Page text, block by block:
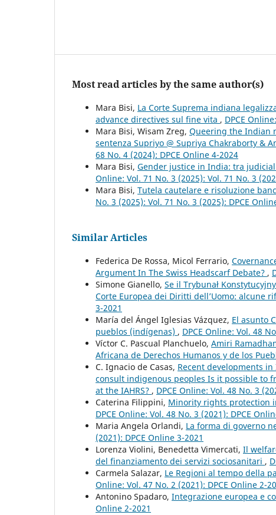
Most read articles by the same author(s)
Mara Bisi, La Corte Suprema indiana
advance directives sul fine vita , DPCE
Mara Bisi, Wisam Zreg, Queering the Indian
sentenza Supriyo @ Supriya Chakraborty &
68 No. 4 (2024): DPCE Online 4-2024
Mara Bisi, Gender justice in India: tra
Online: Vol. 71 No. 3 (2025): Vol. 71 No. 3
Mara Bisi, Tutela cautelare e risoluzione
No. 3 (2025): Vol. 71 No. 3 (2025): DPCE
Similar Articles
Federica De Rossa, Micol Ferrario,
Argument In The Swiss Headscarf Debate? ,
Simone Gianello, Se il Trybunał
Corte Europea dei Diritti dell’Uomo: alcune
3-2021
María del Ángel Iglesias Vázquez, El asunto
pueblos (indígenas) , DPCE Online: Vol. 48
Víctor C. Pascual Planchuelo, Amiri
Africana de Derechos Humanos y de los
C. Ignacio de Casas, Recent developments
consult indigenous peoples Is it possible to
at the IAHRS? , DPCE Online: Vol. 48 No. 3
Caterina Filippini, Minority rights protection
DPCE Online: Vol. 48 No. 3 (2021): DPCE
Maria Angela Orlandi, La forma di governo
(2021): DPCE Online 3-2021
Lorenza Violini, Benedetta Vimercati, Il
del finanziamento dei servizi sociosanitari ,
Carmela Salazar, Le Regioni al tempo della
Online: Vol. 47 No. 2 (2021): DPCE Online 2-
Antonino Spadaro, Integrazione europea e
Online 2-2021